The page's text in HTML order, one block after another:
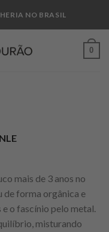
NO BRASIL
0
mais de 3 anos no
de forma orgânica e
o fascínio pelo metal.
misturando